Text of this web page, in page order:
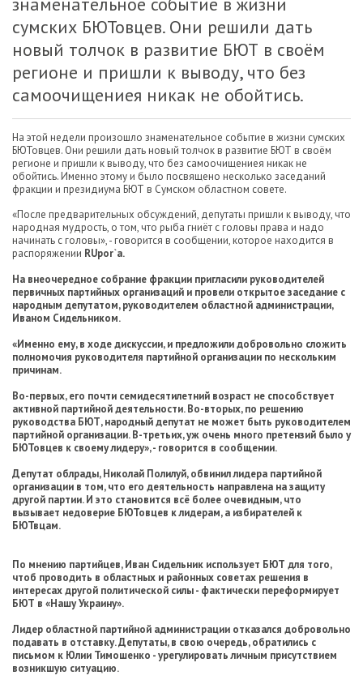
сумских БЮТовцев. Они решили дать
новый толчок в развитие БЮТ в своём
регионе и пришли к выводу, что без
самоочищениея никак не обойтись.
На этой недели произошло знаменательное событие в жизни сумских
БЮТовцев. Они решили дать новый толчок в развитие БЮТ в своём
регионе и пришли к выводу, что без самоочищениея никак не
обойтись. Именно этому и было посвящено несколько заседаний
фракции и президиума БЮТ в Сумском областном совете.
«После предварительных обсуждений, депутаты пришли к выводу, что
народная мудрость, о том, что рыба гниёт с головы права и надо
начинать с головы», - говорится в сообщении, которое находится в
распоряжении RUpor`а.
На внеочередное собрание фракции пригласили руководителей
первичных партийных организаций и провели открытое заседание с
народным депутатом, руководителем областной администрации,
Иваном Сидельником.
«Именно ему, в ходе дискуссии, и предложили добровольно сложить
полномочия руководителя партийной организации по нескольким
причинам.
Во-первых, его почти семидесятилетний возраст не способствует
активной партийной деятельности. Во-вторых, по решению
руководства БЮТ, народный депутат не может быть руководителем
партийной организации. В-третьих, уж очень много претензий было у
БЮТовцев к своему лидеру», - говорится в сообщении.
Депутат облрады, Николай Полилуй, обвинил лидера партийной
организации в том, что его деятельность направлена на защиту
другой партии. И это становится всё более очевидным, что
вызывает недоверие БЮТовцев к лидерам, а избирателей к
БЮТвцам.
По мнению партийцев, Иван Сидельник использует БЮТ для того,
чтоб проводить в областных и районных советах решения в
интересах другой политической силы - фактически переформирует
БЮТ в «Нашу Украину».
Лидер областной партийной администрации отказался добровольно
подавать в отставку. Депутаты, в свою очередь, обратились с
письмом к Юлии Тимошенко - урегулировать личным присутствием
возникшую ситуацию.